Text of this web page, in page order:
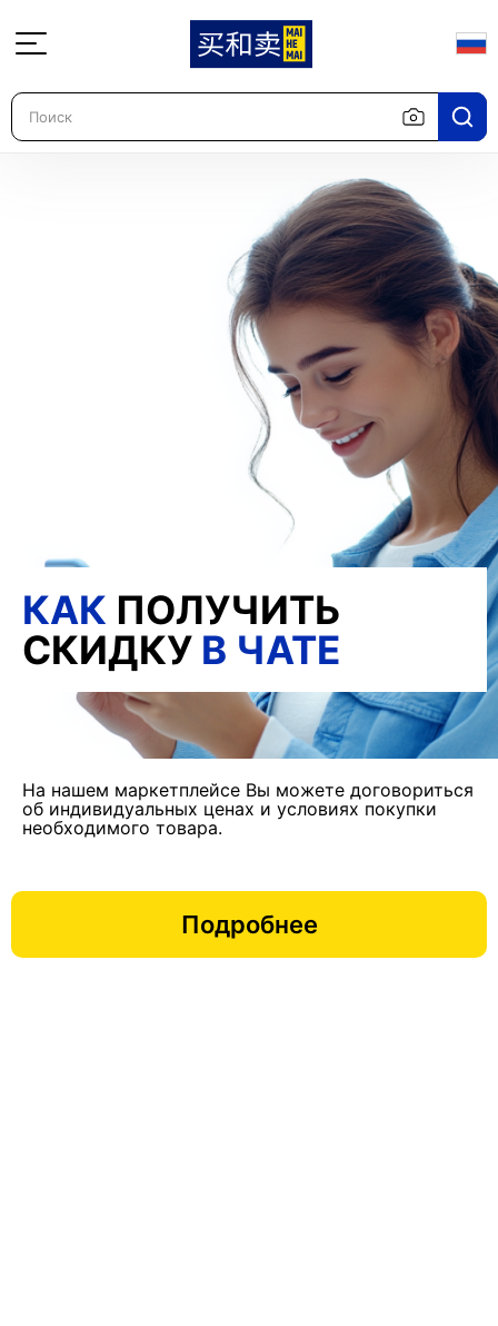
КАК ПОЛУЧИТЬ
СКИДКУ В ЧАТЕ
На нашем маркетплейсе Вы можете договориться
об индивидуальных ценах и условиях покупки
необходимого товара.
Подробнее